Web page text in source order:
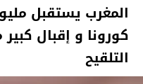
المغرب يستقبل
كورونا و إقبال
التلقيح